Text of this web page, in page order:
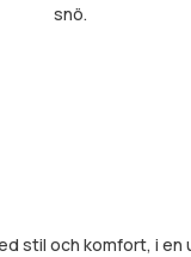
snö.
stil och komfort, i